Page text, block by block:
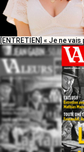
[ENTRETIEN] « Je ne